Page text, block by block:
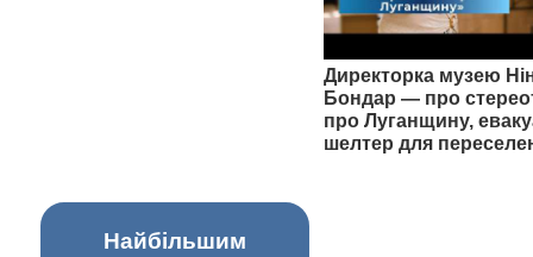
Директорка музею
Бондар — про
про Луганщину,
шелтер для
Найбільшим